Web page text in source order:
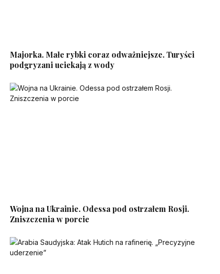
Majorka. Małe rybki coraz odważniejsze. Turyści
podgryzani uciekają z wody
Wojna na Ukrainie. Odessa pod ostrzałem Rosji.
Zniszczenia w porcie